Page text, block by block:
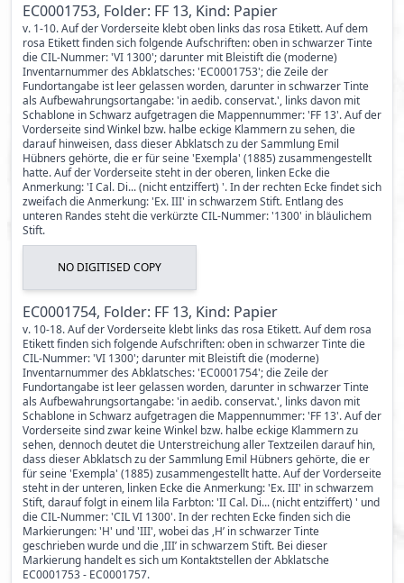
EC0001753, Folder: FF 13, Kind: Papier
v. 1-10. Auf der Vorderseite klebt oben links das rosa Etikett. Auf dem
rosa Etikett finden sich folgende Aufschriften: oben in schwarzer Tinte
die CIL-Nummer: 'VI 1300'; darunter mit Bleistift die (moderne)
Inventarnummer des Abklatsches: 'EC0001753'; die Zeile der
Fundortangabe ist leer gelassen worden, darunter in schwarzer Tinte
als Aufbewahrungsortangabe: 'in aedib. conservat.', links davon mit
Schablone in Schwarz aufgetragen die Mappennummer: 'FF 13'. Auf der
Vorderseite sind Winkel bzw. halbe eckige Klammern zu sehen, die
darauf hinweisen, dass dieser Abklatsch zu der Sammlung Emil
Hübners gehörte, die er für seine 'Exempla' (1885) zusammengestellt
hatte. Auf der Vorderseite steht in der oberen, linken Ecke die
Anmerkung: 'I Cal. Di... (nicht entziffert) '. In der rechten Ecke findet sich
zweifach die Anmerkung: 'Ex. III' in schwarzem Stift. Entlang des
unteren Randes steht die verkürzte CIL-Nummer: '1300' in bläulichem
Stift.
NO DIGITISED COPY
EC0001754, Folder: FF 13, Kind: Papier
v. 10-18. Auf der Vorderseite klebt links das rosa Etikett. Auf dem rosa
Etikett finden sich folgende Aufschriften: oben in schwarzer Tinte die
CIL-Nummer: 'VI 1300'; darunter mit Bleistift die (moderne)
Inventarnummer des Abklatsches: 'EC0001754'; die Zeile der
Fundortangabe ist leer gelassen worden, darunter in schwarzer Tinte
als Aufbewahrungsortangabe: 'in aedib. conservat.', links davon mit
Schablone in Schwarz aufgetragen die Mappennummer: 'FF 13'. Auf der
Vorderseite sind zwar keine Winkel bzw. halbe eckige Klammern zu
sehen, dennoch deutet die Unterstreichung aller Textzeilen darauf hin,
dass dieser Abklatsch zu der Sammlung Emil Hübners gehörte, die er
für seine 'Exempla' (1885) zusammengestellt hatte. Auf der Vorderseite
steht in der unteren, linken Ecke die Anmerkung: 'Ex. III' in schwarzem
Stift, darauf folgt in einem lila Farbton: 'II Cal. Di... (nicht entziffert) ' und
die CIL-Nummer: 'CIL VI 1300'. In der rechten Ecke finden sich die
Markierungen: 'H' und 'III', wobei das ,H’ in schwarzer Tinte
geschrieben wurde und die ,III’ in schwarzem Stift. Bei dieser
Markierung handelt es sich um Kontaktstellen der Abklatsche
EC0001753 - EC0001757.